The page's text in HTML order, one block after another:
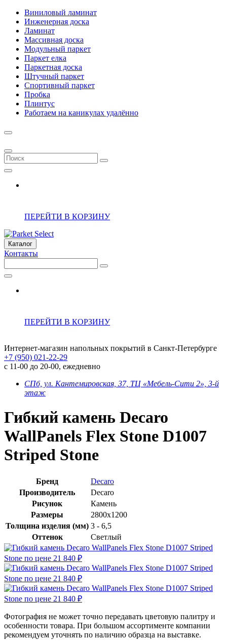
Виниловый ламинат
Инженерная доска
Ламинат
Массивная доска
Модульный паркет
Паркет елка
Паркетная доска
Штучный паркет
Спортивный паркет
Пробка
Плинтус
Работаем на каникулах удалённо
ПЕРЕЙТИ В КОРЗИНУ
Каталог
Контакты
ПЕРЕЙТИ В КОРЗИНУ
Интернет-магазин напольных покрытий в Санкт-Петербурге
+7 (950) 021-22-29
с 11-00 до 20-00, ежедневно
СПб, ул. Кантемировская, 37, ТЦ «Мебель-Сити 2», 3-й
этаж
Гибкий камень Decaro
WallPanels Flex Stone D1007
Striped Stone
Бренд
Decaro
Производитель
Decaro
Рисунок
Камень
Размеры
2800x1200
Толщина изделия (мм) 3 - 6,5
Оттенок
Светлый
Фотография не может точно передавать цветовую палитру и
особенности товара. При большом ассортименте компании
рекомендуем уточнять по наличию образца на выставке.